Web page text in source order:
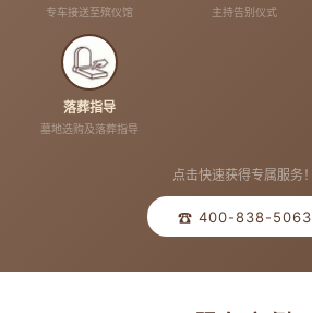
专车接送至殡仪馆 主持告别仪式
落葬指导
墓地选购及落葬指导
点击快速获得专属服务！
☎ 400-838-5063